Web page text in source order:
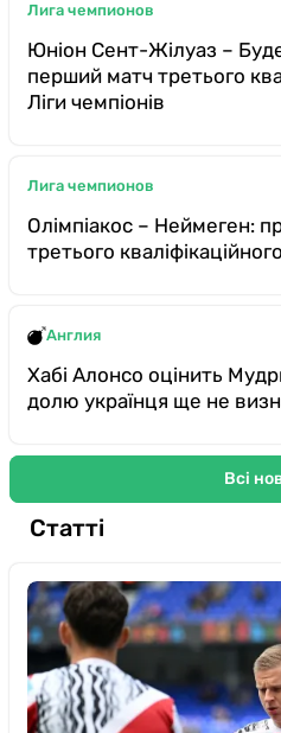
Лига чемпионов
Юніон Сент-Жілуаз –
перший матч третього
Ліги чемпіонів
Лига чемпионов
Олімпіакос – Неймеген:
третього
Англия
Хабі Алонсо оцінить
долю українця ще не
Всі
Статті